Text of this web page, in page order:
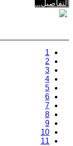
التفاصيل...
1
2
3
4
5
6
7
8
9
10
11